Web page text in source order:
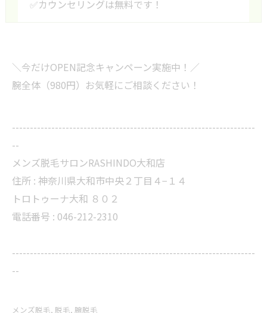
✅カウンセリングは無料です！
＼今だけOPEN記念キャンペーン実施中！／
腕全体（980円）お気軽にご相談ください！
--------------------------------------------------------------------
--
メンズ脱毛サロンRASHINDO大和店
住所 : 神奈川県大和市中央２丁目４−１４
トロトゥーナ大和 ８０２
電話番号 : 046-212-2310
--------------------------------------------------------------------
--
メンズ脱毛 脱毛 腕脱毛